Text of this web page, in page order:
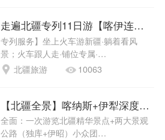
走遍北疆专列11日游【喀伊连线+独
专列服务】坐上火车游新疆·躺着看风
景；火车跟人走·铺位专属·…
北疆旅游
10063
【北疆全景】喀纳斯+伊犁深度18
全面：一次游览北疆精华景点+两大景观
公路（独库+伊昭）小众团…